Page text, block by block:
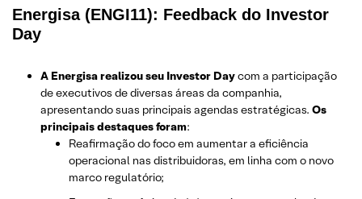
Energisa (ENGI11): Feedback do Investor
Day
A Energisa realizou seu Investor Daycom a participação
de executivos de diversas áreas da companhia,
apresentando suas principais agendas estratégicas. Os
principais destaques foram:
Reafirmação do foco em aumentar a eficiência
operacional nas distribuidoras, em linha com o novo
marco regulatório;